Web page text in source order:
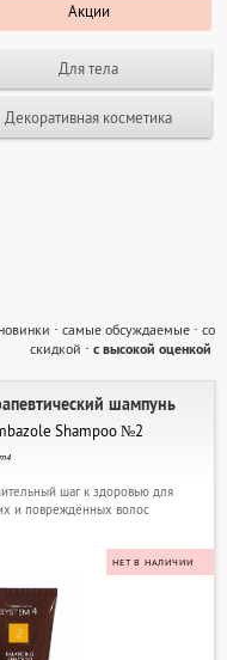
Акции
Для тела
Декоративная косметика
новинки · самые обсуждаемые · со
скидкой · с высокой оценкой
шампунь
Shampoo №2
НЕТ В НАЛИЧИИ
шаг к здоровью для
и повреждённых волос